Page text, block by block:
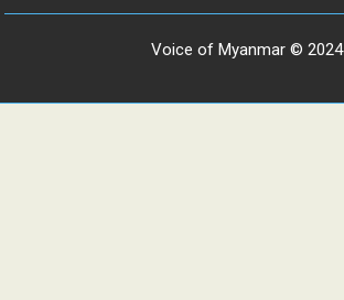
Voice of Myanmar © 2024